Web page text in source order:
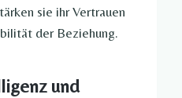
sie ihr Vertrauen
der Beziehung.
und